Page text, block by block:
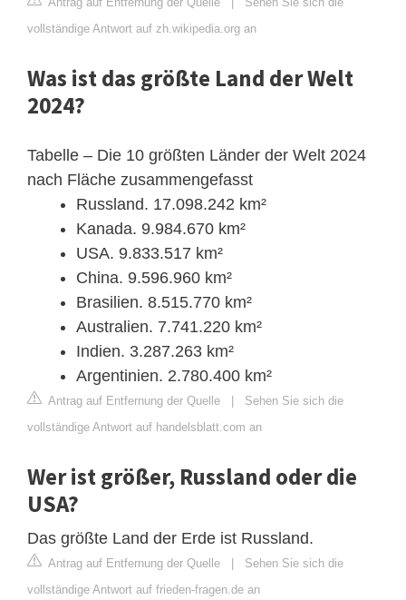
vollständige Antwort auf zh.wikipedia.org an
Was ist das größte Land der Welt
2024?
Tabelle – Die 10 größten Länder der Welt 2024
nach Fläche zusammengefasst
Russland. 17.098.242 km²
Kanada. 9.984.670 km²
USA. 9.833.517 km²
China. 9.596.960 km²
Brasilien. 8.515.770 km²
Australien. 7.741.220 km²
Indien. 3.287.263 km²
Argentinien. 2.780.400 km²
Antrag auf Entfernung der Quelle | Sehen Sie sich die
vollständige Antwort auf handelsblatt.com an
Wer ist größer, Russland oder die
USA?
Das größte Land der Erde ist Russland.
Antrag auf Entfernung der Quelle | Sehen Sie sich die
vollständige Antwort auf frieden-fragen.de an